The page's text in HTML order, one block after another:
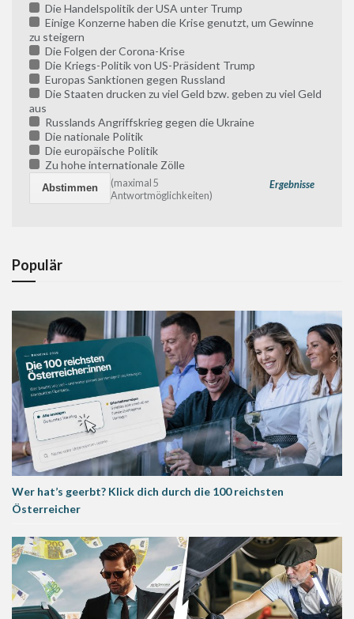
Die Handelspolitik der USA unter Trump
Einige Konzerne haben die Krise genutzt, um Gewinne
zu steigern
Die Folgen der Corona-Krise
Die Kriegs-Politik von US-Präsident Trump
Europas Sanktionen gegen Russland
Die Staaten drucken zu viel Geld bzw. geben zu viel Geld
aus
Russlands Angriffskrieg gegen die Ukraine
Die nationale Politik
Die europäische Politik
Zu hohe internationale Zölle
Ergebnisse
(maximal 5
Antwortmöglichkeiten)
Populär
Wer hat’s geerbt? Klick dich durch die 100 reichsten
Österreicher